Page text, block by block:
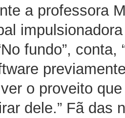
a professora
fundo”, conta,
o proveito
dele.” Fã das